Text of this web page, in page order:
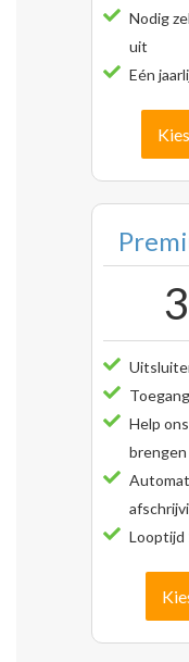
Nodig
uit
Eén
Help
brengen
Looptijd